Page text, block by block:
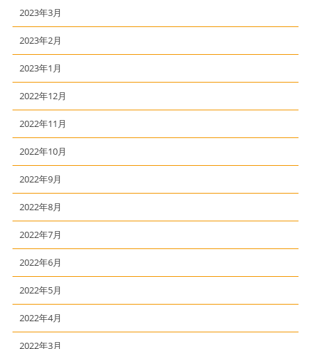
2023年3月
2023年2月
2023年1月
2022年12月
2022年11月
2022年10月
2022年9月
2022年8月
2022年7月
2022年6月
2022年5月
2022年4月
2022年3月